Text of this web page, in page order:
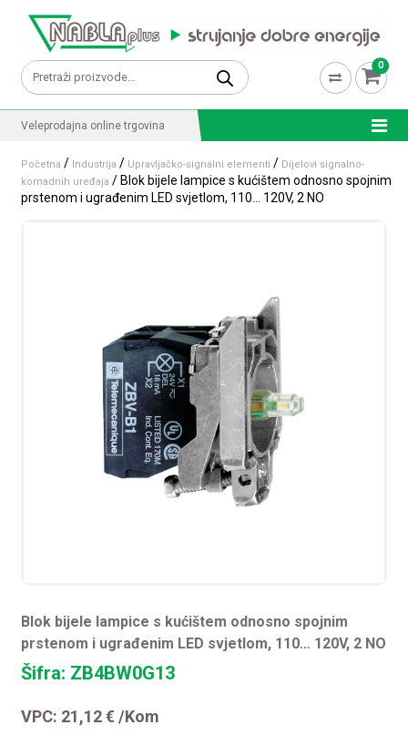
Pretraži: 0
Veleprodajna online trgovina
Početna / Industrija / Upravljačko-signalni elementi / Dijelovi signalno-
komadnih uređaja / Blok bijele lampice s kućištem odnosno spojnim
prstenom i ugrađenim LED svjetlom, 110… 120V, 2 NO
Blok bijele lampice s kućištem odnosno spojnim
prstenom i ugrađenim LED svjetlom, 110… 120V, 2 NO
Šifra: ZB4BW0G13
VPC: 21,12€ /Kom